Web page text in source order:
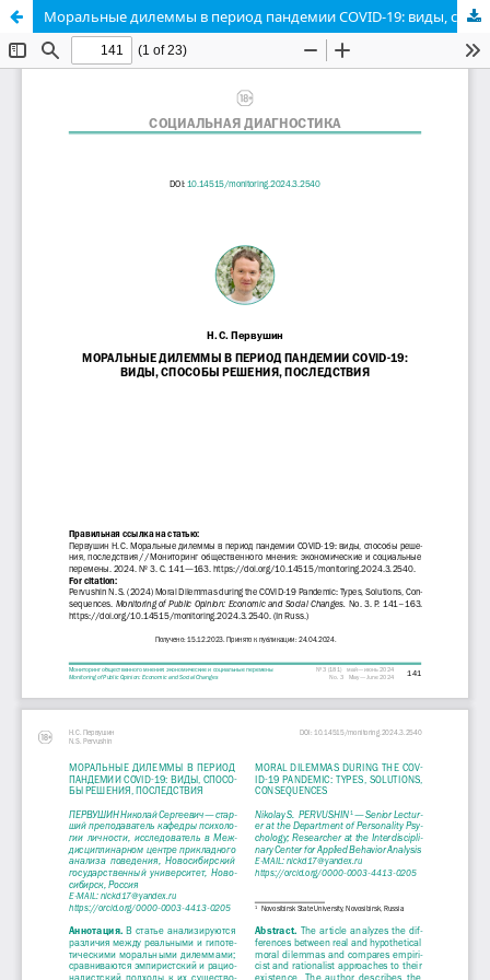
Моральные дилеммы в период пандемии COVID-19: виды, способы решения, последствия